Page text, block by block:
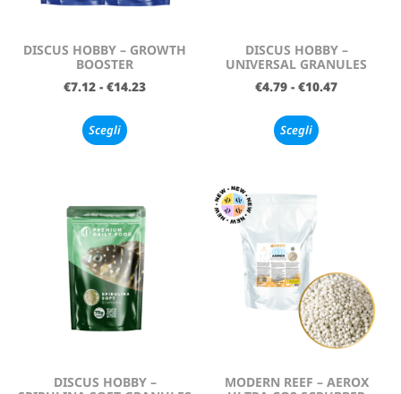
DISCUS HOBBY – GROWTH
BOOSTER
€7.12 - €14.23
Scegli
DISCUS HOBBY –
UNIVERSAL GRANULES
€4.79 - €10.47
Scegli
DISCUS HOBBY –
MODERN REEF – AEROX